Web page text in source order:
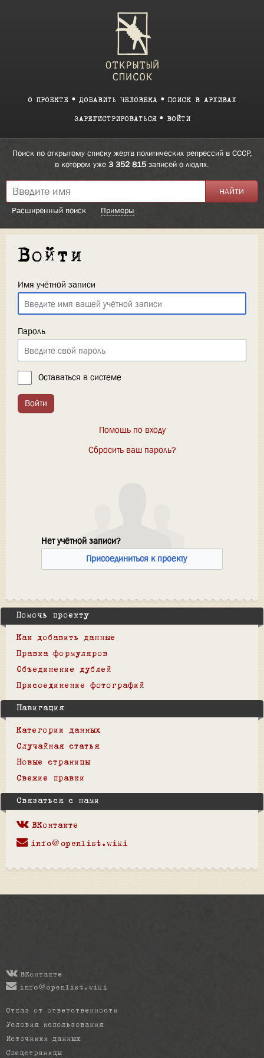
О ПРОЕКТЕ ДОБАВИТЬ ЧЕЛОВЕКА ПОИСК В АРХИВАХ
ЗАРЕГИСТРИРОВАТЬСЯ ВОЙТИ
Поиск по открытому списку жертв политических репрессий в СССР,
в котором уже 3 352 815 записей о людях.
Расширенный поиск Примеры
Войти
Имя учётной записи
Пароль
Оставаться в системе
Войти
Помощь по входу
Сбросить ваш пароль?
Нет учётной записи?
Присоединиться к проекту
Помочь проекту
Как добавить данные
Правка формуляров
Объединение дублей
Присоединение фотографий
Навигация
Категории данных
Случайная статья
Новые страницы
Свежие правки
Связаться с нами
ВКонтакте
info@openlist.wiki
ВКонтакте
info@openlist.wiki
Отказ от ответственности
Условия использования
Источники данных
Спецстраницы